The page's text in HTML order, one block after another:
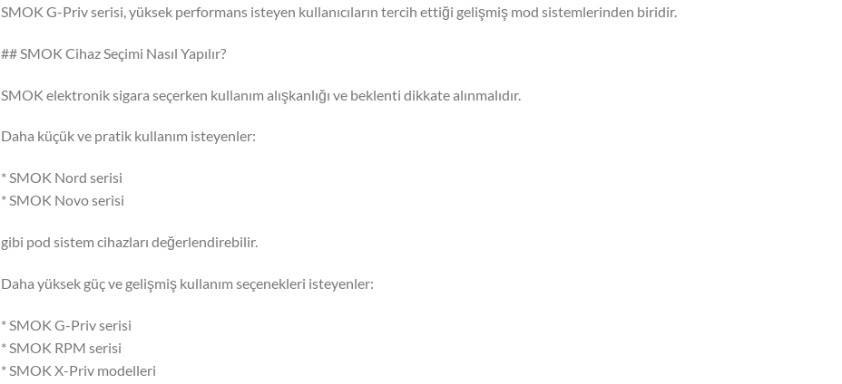
SMOK G-Priv serisi, yüksek performans isteyen kullanıcıların tercih ettiği gelişmiş mod sistemlerinden biridir.
## SMOK Cihaz Seçimi Nasıl Yapılır?
SMOK elektronik sigara seçerken kullanım alışkanlığı ve beklenti dikkate alınmalıdır.
Daha küçük ve pratik kullanım isteyenler:
* SMOK Nord serisi
* SMOK Novo serisi
gibi pod sistem cihazları değerlendirebilir.
Daha yüksek güç ve gelişmiş kullanım seçenekleri isteyenler:
* SMOK G-Priv serisi
* SMOK RPM serisi
* SMOK X-Priv modelleri